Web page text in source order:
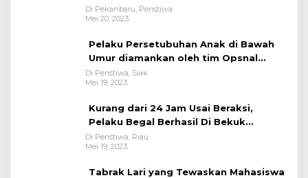
Bukit Raya
Di Pekanbaru, Peristiwa
Mei 20, 2023
Pelaku Persetubuhan Anak di Bawah
Umur diamankan oleh tim Opsnal
Polsek Tualang-Polres Siak-Polda Riau
Di Peristiwa, Siak
Mei 19, 2023
Kurang dari 24 Jam Usai Beraksi,
Pelaku Begal Berhasil Di Bekuk
Satreskrim Polres Kuansing
Di Peristiwa, Riau
Mei 19, 2023
Tabrak Lari yang Tewaskan Mahasiswa